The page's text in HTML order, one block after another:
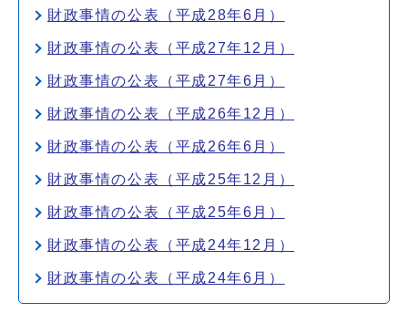
財政事情の公表（平成28年6月）
財政事情の公表（平成27年12月）
財政事情の公表（平成27年6月）
財政事情の公表（平成26年12月）
財政事情の公表（平成26年6月）
財政事情の公表（平成25年12月）
財政事情の公表（平成25年6月）
財政事情の公表（平成24年12月）
財政事情の公表（平成24年6月）